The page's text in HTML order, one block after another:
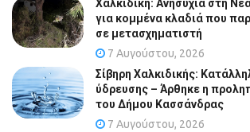
Χαλκιδική: Ανησυχία στη
για κομμένα κλαδιά που
σε μετασχηματιστή
7 Αυγούστου, 2026
Σίβηρη Χαλκιδικής:
ύδρευσης – Άρθηκε η
του Δήμου Κασσάνδρας
7 Αυγούστου, 2026